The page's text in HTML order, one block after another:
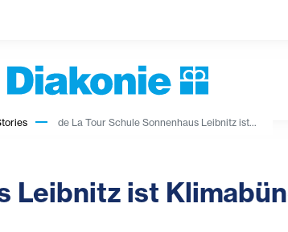
de La Tour Schule Sonnenhaus Leibnitz ist...
Leibnitz ist